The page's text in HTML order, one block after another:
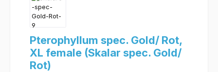
Pterophyllum spec. Gold/ Rot,
XL female (Skalar spec. Gold/
Rot)